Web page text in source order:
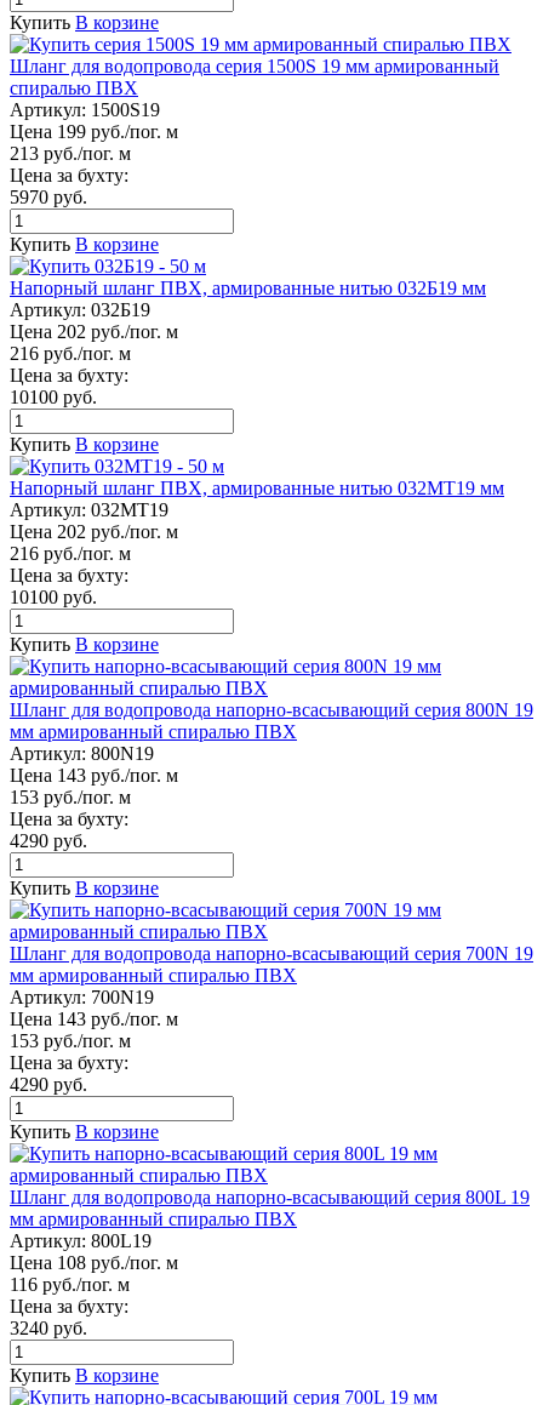
Купить В корзине
Шланг для водопровода серия 1500S 19 мм армированный
спиралью ПВХ
Артикул: 1500S19
Цена 199 руб./пог. м
213 руб./пог. м
Цена за бухту:
5970 руб.
Купить В корзине
Напорный шланг ПВХ, армированные нитью 032Б19 мм
Артикул: 032Б19
Цена 202 руб./пог. м
216 руб./пог. м
Цена за бухту:
10100 руб.
Купить В корзине
Напорный шланг ПВХ, армированные нитью 032МТ19 мм
Артикул: 032МТ19
Цена 202 руб./пог. м
216 руб./пог. м
Цена за бухту:
10100 руб.
Купить В корзине
Шланг для водопровода напорно-всасывающий серия 800N 19
мм армированный спиралью ПВХ
Артикул: 800N19
Цена 143 руб./пог. м
153 руб./пог. м
Цена за бухту:
4290 руб.
Купить В корзине
Шланг для водопровода напорно-всасывающий серия 700N 19
мм армированный спиралью ПВХ
Артикул: 700N19
Цена 143 руб./пог. м
153 руб./пог. м
Цена за бухту:
4290 руб.
Купить В корзине
Шланг для водопровода напорно-всасывающий серия 800L 19
мм армированный спиралью ПВХ
Артикул: 800L19
Цена 108 руб./пог. м
116 руб./пог. м
Цена за бухту:
3240 руб.
Купить В корзине